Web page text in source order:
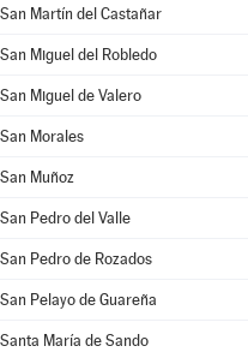
San Martín del Castañar
San Miguel del Robledo
San Miguel de Valero
San Morales
San Muñoz
San Pedro del Valle
San Pedro de Rozados
San Pelayo de Guareña
Santa María de Sando